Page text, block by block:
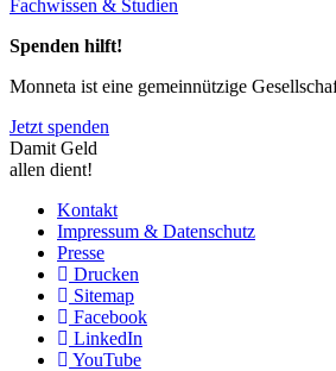
Fachwissen & Studien
Spenden hilft!
Monneta ist eine gemeinnützige
Jetzt spenden
Damit Geld
allen dient!
Kontakt
Impressum & Datenschutz
Presse
Drucken
Sitemap
Facebook
LinkedIn
YouTube